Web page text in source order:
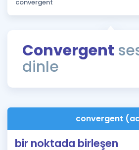
Puan Hesaplama
ÖSYM Sınav Takvimi
Kampanyalar
İngilizce Gramer
Convergent
dinle
convergent
bir noktada birleşen